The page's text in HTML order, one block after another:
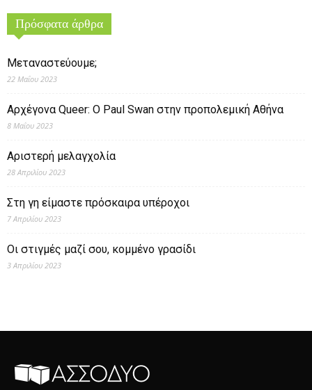
Πρόσφατα άρθρα
Μεταναστεύουμε;
22 Μαΐου 2023
Αρχέγονα Queer: O Paul Swan στην προπολεμική Αθήνα
8 Μαΐου 2023
Αριστερή μελαγχολία
28 Απριλίου 2023
Στη γη είμαστε πρόσκαιρα υπέροχοι
7 Απριλίου 2023
Οι στιγμές μαζί σου, κομμένο γρασίδι
3 Απριλίου 2023